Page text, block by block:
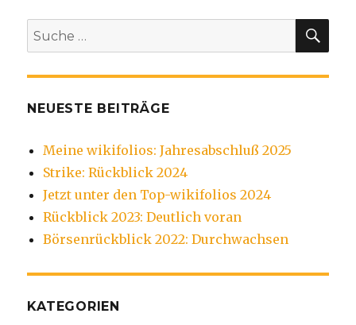
Suche
nach:
NEUESTE BEITRÄGE
Meine wikifolios: Jahresabschluß 2025
Strike: Rückblick 2024
Jetzt unter den Top-wikifolios 2024
Rückblick 2023: Deutlich voran
Börsenrückblick 2022: Durchwachsen
KATEGORIEN